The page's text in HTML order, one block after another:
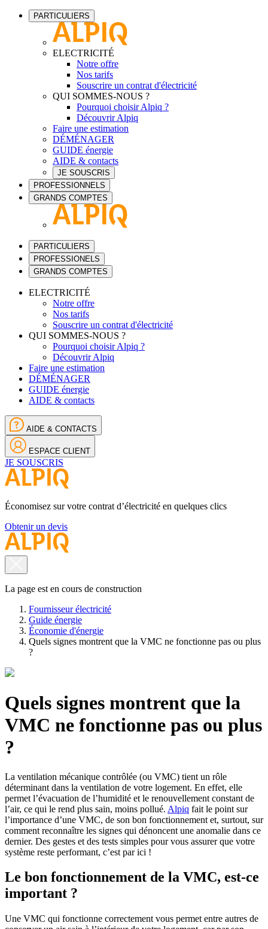
PARTICULIERS
ELECTRICITÉ
Notre offre
Nos tarifs
Souscrire un contrat d'électricité
QUI SOMMES-NOUS ?
Pourquoi choisir Alpiq ?
Découvrir Alpiq
Faire une estimation
DÉMÉNAGER
GUIDE énergie
AIDE & contacts
JE SOUSCRIS
PROFESSIONNELS
GRANDS COMPTES
PARTICULIERS
PROFESSIONELS
GRANDS COMPTES
ELECTRICITÉ
Notre offre
Nos tarifs
Souscrire un contrat d'électricité
QUI SOMMES-NOUS ?
Pourquoi choisir Alpiq ?
Découvrir Alpiq
Faire une estimation
DÉMÉNAGER
GUIDE énergie
AIDE & contacts
AIDE & CONTACTS
ESPACE CLIENT
JE SOUSCRIS
Économisez sur votre contrat d’électricité en quelques clics
Obtenir un devis
La page est en cours de construction
Fournisseur électricité
Guide énergie
Économie d'énergie
Quels signes montrent que la VMC ne fonctionne pas ou plus
?
Quels signes montrent que la
VMC ne fonctionne pas ou plus
?
La ventilation mécanique contrôlée (ou VMC) tient un rôle
déterminant dans la ventilation de votre logement. En effet, elle
permet l’évacuation de l’humidité et le renouvellement constant de
l’air, ce qui le rend plus sain, moins pollué. Alpiq fait le point sur
l’importance d’une VMC, de son bon fonctionnement et, surtout, sur
comment reconnaître les signes qui dénoncent une anomalie dans ce
dernier. Des gestes et des tests simples pour vous assurer que votre
système reste performant, c’est par ici !
Le bon fonctionnement de la VMC, est-ce
important ?
Une VMC qui fonctionne correctement vous permet entre autres de